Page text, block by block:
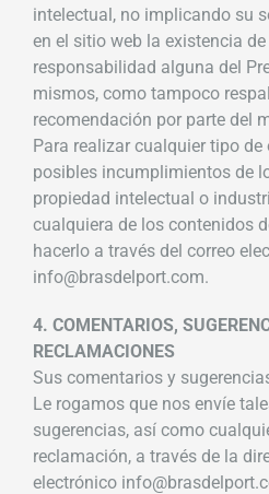
intelectual, no implicando su
en el sitio web la existencia
responsabilidad alguna del
mismos, como tampoco
recomendación por parte del
Para realizar cualquier tipo
posibles incumplimientos de
propiedad intelectual o
cualquiera de los contenidos
hacerlo a través del correo
info@brasdelport.com.
4. COMENTARIOS,
RECLAMACIONES
Sus comentarios y
Le rogamos que nos envíe
sugerencias, así como
reclamación, a través de la
electrónico